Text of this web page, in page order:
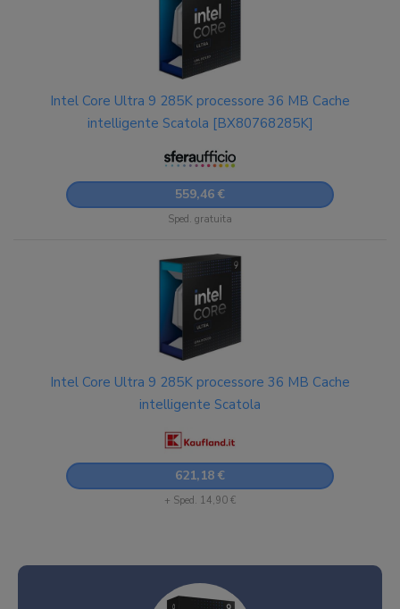
Intel Core Ultra 9 285K processore 36 MB Cache
intelligente Scatola [BX80768285K]
559,46 €
Sped. gratuita
Intel Core Ultra 9 285K processore 36 MB Cache
intelligente Scatola
621,18 €
+ Sped. 14,90 €